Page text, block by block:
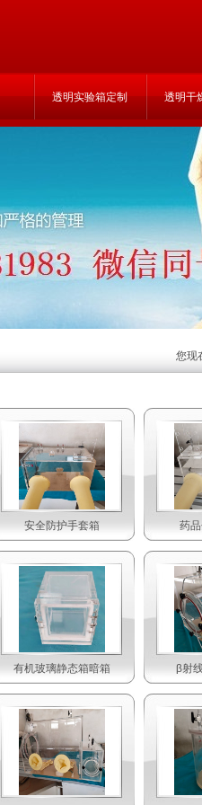
透明实验箱定制 透明干
您现
安全防护手套箱 药
有机玻璃静态箱暗箱 β射